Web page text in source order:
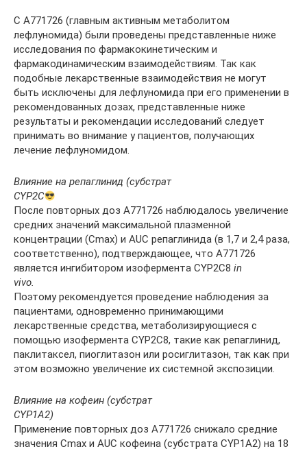
С А771726 (главным активным метаболитом
лефлуномида) были проведены представленные ниже
исследования по фармакокинетическим и
фармакодинамическим взаимодействиям. Так как
подобные лекарственные взаимодействия не могут
быть исключены для лефлуномида при его применении в
рекомендованных дозах, представленные ниже
результаты и рекомендации исследований следует
принимать во внимание у пациентов, получающих
лечение лефлуномидом.
Влияние на репаглинид (субстрат
CYP2C
После повторных доз А771726 наблюдалось увеличение
средних значений максимальной плазменной
концентрации (Сmaх) и AUC репаглинида (в 1,7 и 2,4 раза,
соответственно), подтверждающее, что А771726
является ингибитором изофермента CYP2C8 in
vivo.
Поэтому рекомендуется проведение наблюдения за
пациентами, одновременно принимающими
лекарственные средства, метаболизирующиеся с
помощью изофермента CYP2C8, такие как репаглинид,
паклитаксел, пиоглитазон или росиглитазон, так как при
этом возможно увеличение их системной экспозиции.
Влияние на кофеин (субстрат
CYP1A2)
Применение повторных доз А771726 снижало средние
значения Сmах и AUC кофеина (субстрата CYP1А2) на 18